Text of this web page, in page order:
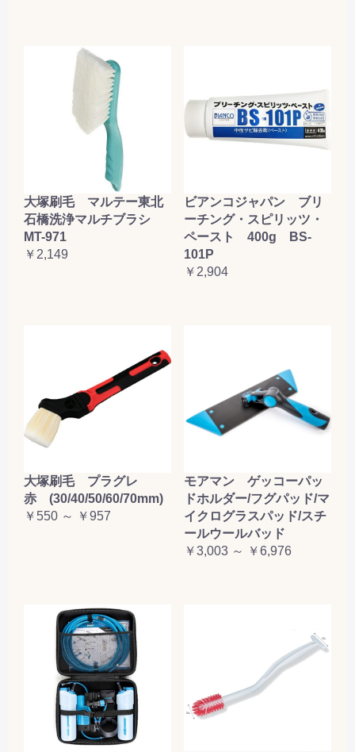
大塚刷毛 マルテー東北
石橋洗浄マルチブラシ
MT-971
￥2,149
ビアンコジャパン ブリ
ーチング・スピリッツ・
ペースト 400g BS-
101P
￥2,904
大塚刷毛 プラグレ
赤 (30/40/50/60/70mm)
￥550 ～ ￥957
モアマン ゲッコーパッ
ドホルダー/フグパッド/マ
イクログラスパッド/スチ
ールウールバッド
￥3,003 ～ ￥6,976